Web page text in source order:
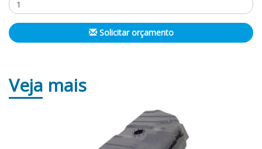
Solicitar orçamento
Veja mais